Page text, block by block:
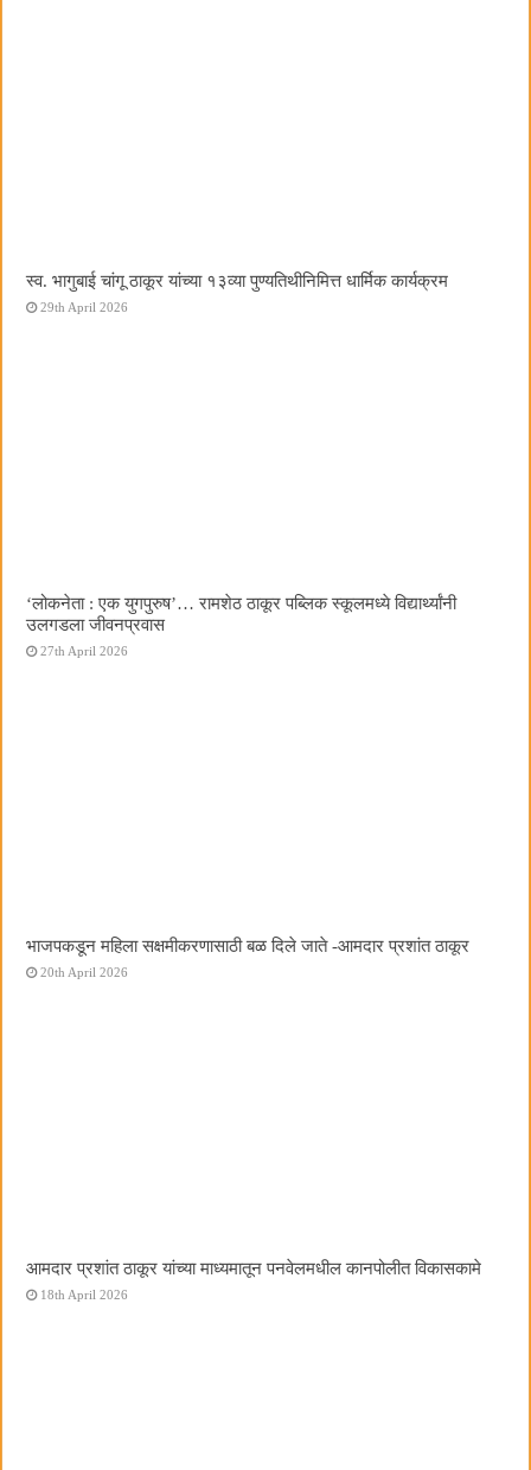
स्व. भागुबाई चांगू ठाकूर यांच्या १३व्या पुण्यतिथीनिमित्त धार्मिक कार्यक्रम
29th April 2026
‌‘लोकनेता : एक युगपुरुष‌’… रामशेठ ठाकूर पब्लिक स्कूलमध्ये विद्यार्थ्यांनी
उलगडला जीवनप्रवास
27th April 2026
भाजपकडून महिला सक्षमीकरणासाठी बळ दिले जाते -आमदार प्रशांत ठाकूर
20th April 2026
आमदार प्रशांत ठाकूर यांच्या माध्यमातून पनवेलमधील कानपोलीत विकासकामे
18th April 2026